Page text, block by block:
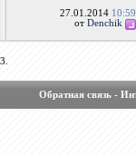
27.01.2014 10:59
отDenchik
Обратная связь-